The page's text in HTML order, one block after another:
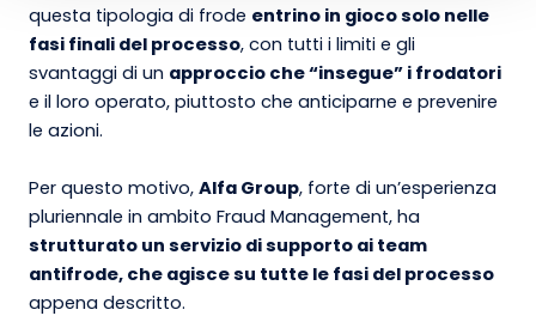
questa tipologia di frode entrino in gioco solo nelle
fasi finali del processo, con tutti i limiti e gli
svantaggi di un approccio che “insegue” i frodatori
e il loro operato, piuttosto che anticiparne e prevenire
le azioni.
Per questo motivo, Alfa Group, forte di un’esperienza
pluriennale in ambito Fraud Management, ha
strutturato un servizio di supporto ai team
antifrode, che agisce su tutte le fasi del processo
appena descritto.